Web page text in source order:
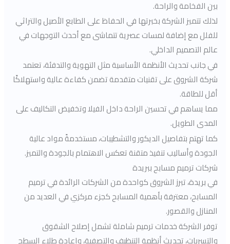
بين الفخامة والراحة.
لذلك تتميز الشركة بخبرتها في الحفاظ على الطابع الأصيل والتراثي
للفلل مع إضافة لمسات عصرية تتماشى مع أحدث التوجهات في
عالم التصميم الداخلي.
في جانب تحديث الأنظمة الأساسية مثل التهوية والتدفئة، تعتمد
شركة الشروق على تقنيات متقدمة تضمن كفاءة عالية واستهلاكًا
أقل للطاقة.
مما يساهم في تحسين الراحة داخل الفيلا وتخفيض التكاليف على
المدى الطويل.
كما تهتم بتفاصيل الديكور والتشطيبات، مستخدمةً مواد عالية
الجودة وأساليب تنفيذ متقنة تعكس الاهتمام بالجودة والتميز.
شركات ترميم مسابح ببريدة
في بريدة، تبرز الشروق كواحدة من الشركات الرائدة في ترميم
المسابح، معترفة بأهمية المسابح كجزء مركزي في العديد من
المنازل والقصور.
توفر الشركة خدمات ترميم شاملة تشمل إصلاح الشقوق
والتسربات، تحديث أنظمة التنظيف والتصفية، وإعادة طلاء السطح